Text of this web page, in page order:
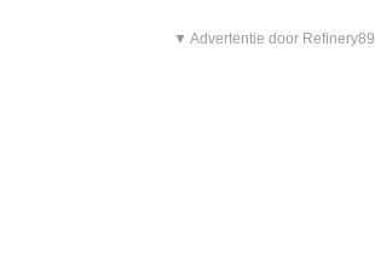
▼ Advertentie door Refinery89